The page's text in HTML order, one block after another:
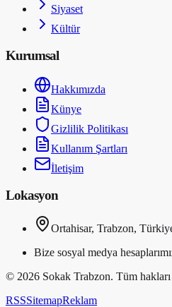
Siyaset
Kültür
Kurumsal
Hakkımızda
Künye
Gizlilik Politikası
Kullanım Şartları
İletişim
Lokasyon
Ortahisar, Trabzon,
Bize sosyal medya
© 2026 Sokak Trabzon. Tüm hakları
RSSSitemapReklam